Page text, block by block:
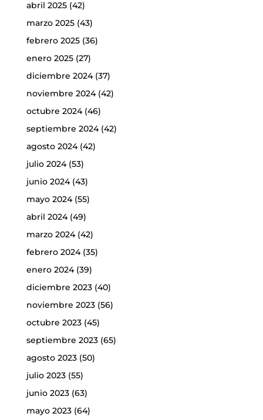
abril 2025(42)
marzo 2025(43)
febrero 2025(36)
enero 2025(27)
diciembre 2024(37)
noviembre 2024(42)
octubre 2024(46)
septiembre 2024(42)
agosto 2024(42)
julio 2024(53)
junio 2024(43)
mayo 2024(55)
abril 2024(49)
marzo 2024(42)
febrero 2024(35)
enero 2024(39)
diciembre 2023(40)
noviembre 2023(56)
octubre 2023(45)
septiembre 2023(65)
agosto 2023(50)
julio 2023(55)
junio 2023(63)
mayo 2023(64)